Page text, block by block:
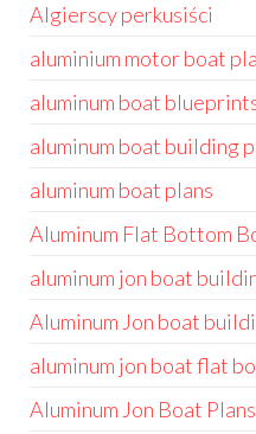
Algierscy perkusiści
aluminium motor boat
aluminum boat
aluminum boat building
aluminum boat plans
Aluminum Flat Bottom
aluminum jon boat
Aluminum Jon boat
aluminum jon boat flat
Aluminum Jon Boat Plans